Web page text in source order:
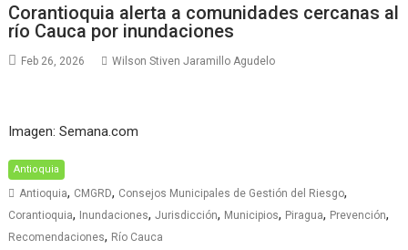
Corantioquia alerta a comunidades cercanas al
río Cauca por inundaciones
Feb 26, 2026 Wilson Stiven Jaramillo Agudelo
Imagen: Semana.com
Antioquia
Antioquia, CMGRD, Consejos Municipales de Gestión del Riesgo,
Corantioquia, Inundaciones,Jurisdicción, Municipios, Piragua, Prevención,
Recomendaciones, Río Cauca